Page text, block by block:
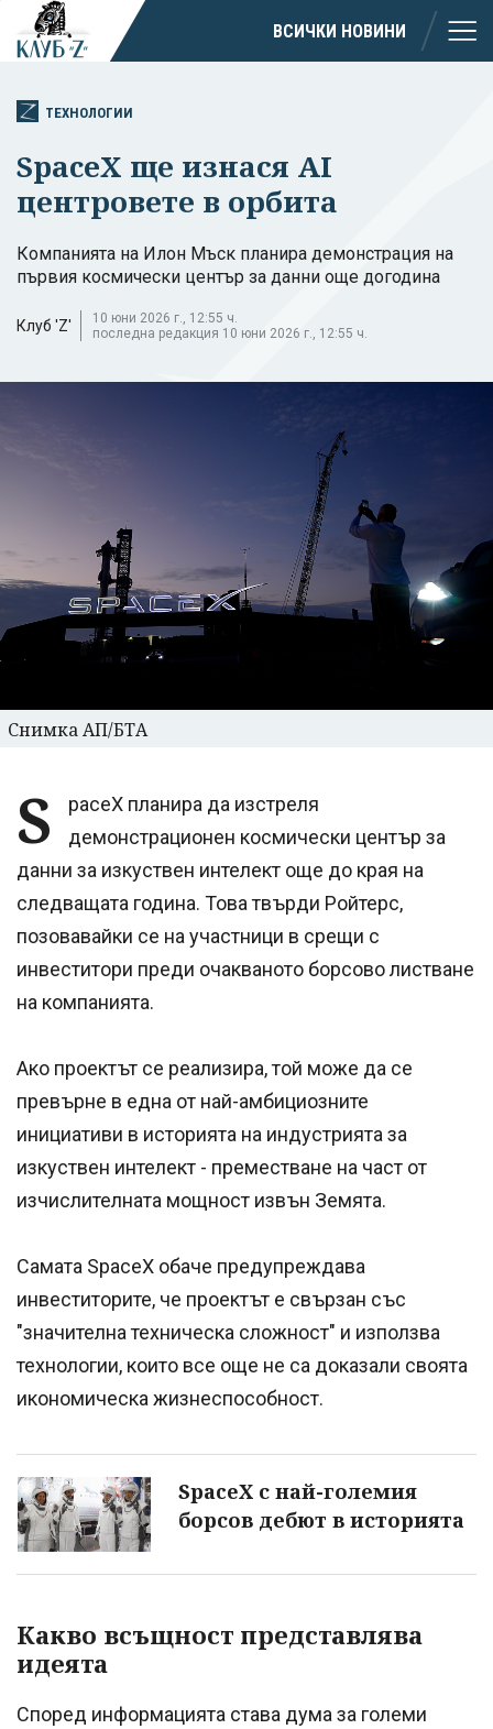
ВСИЧКИ НОВИНИ
ТЕХНОЛОГИИ
SpaceX ще изнася AI
центровете в орбита
Компанията на Илон Мъск планира демонстрация на
първия космически център за данни още догодина
Клуб 'Z'
10 юни 2026 г., 12:55 ч.
последна редакция 10 юни 2026 г., 12:55 ч.
Снимка АП/БТА
S
paceX планира да изстреля
демонстрационен космически център за
данни за изкуствен интелект още до края на
следващата година. Това твърди Ройтерс,
позовавайки се на участници в срещи с
инвеститори преди очакваното борсово листване
на компанията.
Ако проектът се реализира, той може да се
превърне в една от най-амбициозните
инициативи в историята на индустрията за
изкуствен интелект - преместване на част от
изчислителната мощност извън Земята.
Самата SpaceX обаче предупреждава
инвеститорите, че проектът е свързан със
"значителна техническа сложност" и използва
технологии, които все още не са доказали своята
икономическа жизнеспособност.
SpaceX с най-големия
борсов дебют в историята
Какво всъщност представлява
идеята
Според информацията става дума за големи